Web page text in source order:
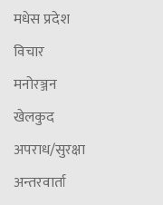
मधेस प्रदेश
विचार
मनोरञ्जन
खेलकुद
अपराध/सुरक्षा
अन्तरवार्ता